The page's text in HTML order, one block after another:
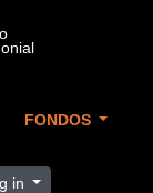
FONDOS
in